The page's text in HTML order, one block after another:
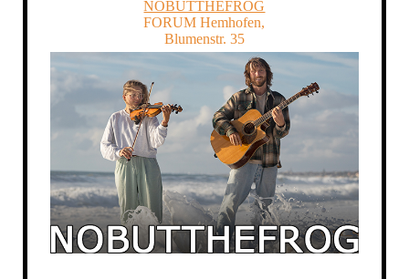
NOBUTTHEFROG
FORUM Hemhofen,
Blumenstr. 35